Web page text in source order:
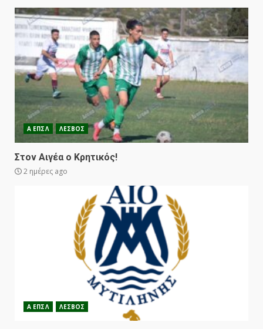
Α ΕΠΣΛ ΛΕΣΒΟΣ
Στον Αιγέα ο Κρητικός!
2 ημέρες ago
Α ΕΠΣΛ ΛΕΣΒΟΣ